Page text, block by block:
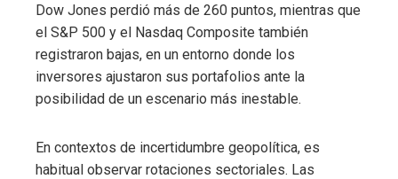
Dow Jones perdió más de 260 puntos, mientras que
el S&P 500 y el Nasdaq Composite también
registraron bajas, en un entorno donde los
inversores ajustaron sus portafolios ante la
posibilidad de un escenario más inestable.
En contextos de incertidumbre geopolítica, es
habitual observar rotaciones sectoriales. Las